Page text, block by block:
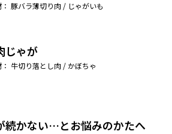
豚バラ薄切り肉 / じゃがいも
じゃが
牛切り落とし肉 / かぼちゃ
続かない…とお悩みのかたへ